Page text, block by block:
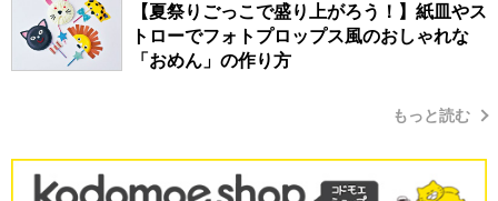
【夏祭りごっこで盛り上がろう！】紙皿やス
トローでフォトプロップス風のおしゃれな
「おめん」の作り方
もっと読む